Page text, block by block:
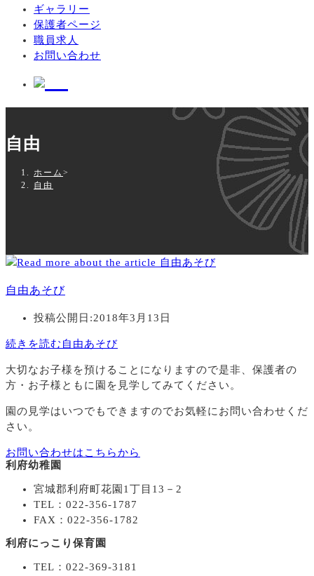
ギャラリー
保護者ページ
職員求人
お問い合わせ
自由
ホーム >
自由
自由あそび
投稿公開日:2018年3月13日
続きを読む 自由あそび
大切なお子様を預けることになりますので是非、保護者の
方・お子様ともに園を見学してみてください。
園の見学はいつでもできますのでお気軽にお問い合わせくだ
さい。
お問い合わせはこちらから
利府幼稚園
宮城郡利府町花園1丁目13－2
TEL：022-356-1787
FAX：022-356-1782
利府にっこり保育園
TEL：022-369-3181